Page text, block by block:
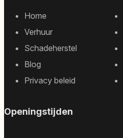
Footer
sitemap
Home
Verhuur
Schadeherstel
Blog
Privacy beleid
Openingstijden